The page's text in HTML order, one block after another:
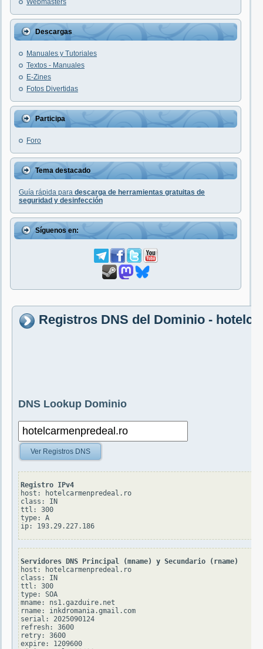
Webmasters
Descargas
Manuales y Tutoriales
Textos - Manuales
E-Zines
Fotos Divertidas
Participa
Foro
Tema destacado
Guía rápida para descarga de herramientas gratuitas de
seguridad y desinfección
Síguenos en:
Registros DNS del Dominio -
DNS Lookup Dominio
Ver Registros DNS
Registro IPv4
host: hotelcarmenpredeal.ro
class: IN
ttl: 300
type: A
Servidores DNS Principal (mname) y Secundario (rname)
host: hotelcarmenpredeal.ro
class: IN
ttl: 300
type: SOA
mname: ns1.gazduire.net
rname: inkdromania.gmail.com
serial: 2025090124
refresh: 3600
retry: 3600
expire: 1209600